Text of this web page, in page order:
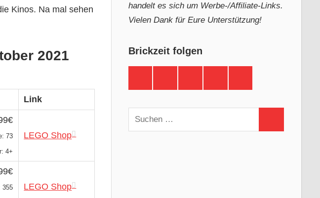
Kinos. Na mal sehen
2021
Link
73
4+
LEGO Shop
355 LEGO Shop
handelt es sich um Werbe-/Affiliate-Links.
Vielen Dank für Eure Unterstützung!
Brickzeit folgen
Suchen
nach: